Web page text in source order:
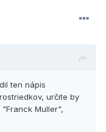
ten nápis
určite by
Muller",